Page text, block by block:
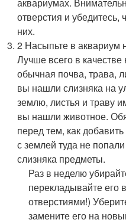
отверстия и убедитесь,
них.
2 Насыпьте в аквариум
Лучше всего в
обычная почва, трава,
вы нашли слизняка на
землю, листья и траву
вы нашли животное.
перед тем, как
с землей туда не
слизняка предметы.
Раз в неделю
перекладывайте его
отверстиями!)
замените его на